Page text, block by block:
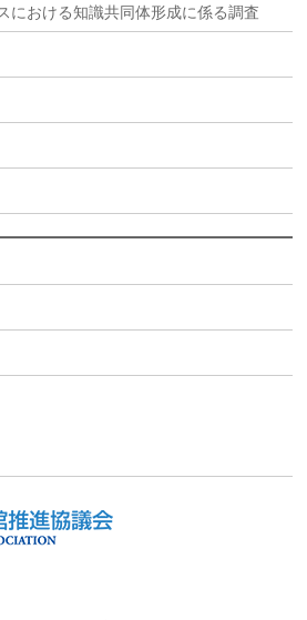
における知識共同体形成に係る調査